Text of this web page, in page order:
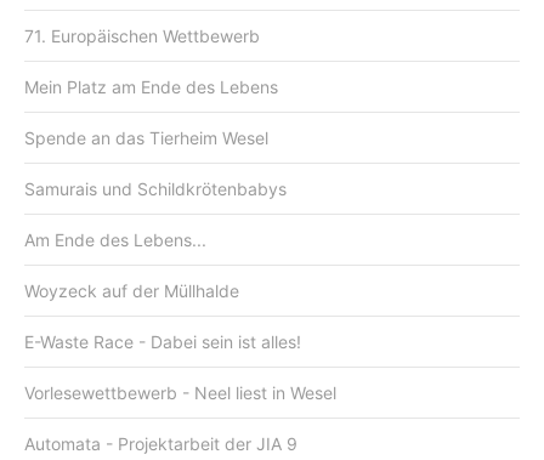
71. Europäischen Wettbewerb
Mein Platz am Ende des Lebens
Spende an das Tierheim Wesel
Samurais und Schildkrötenbabys
Am Ende des Lebens...
Woyzeck auf der Müllhalde
E-Waste Race - Dabei sein ist alles!
Vorlesewettbewerb - Neel liest in Wesel
Automata - Projektarbeit der JIA 9